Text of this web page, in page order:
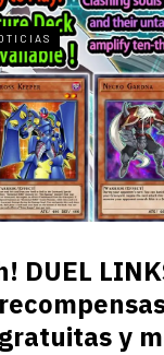
DUEL
y